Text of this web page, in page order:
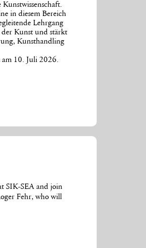
in diesem Bereich
Lehrgang
Kunst und stärkt
Kunsthandling
am 10. Juli 2026.
SIK-SEA and join
Fehr, who will